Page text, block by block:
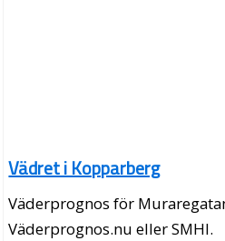
Vädret i Kopparberg
Väderprognos för
Väderprognos.nu eller SMHI.